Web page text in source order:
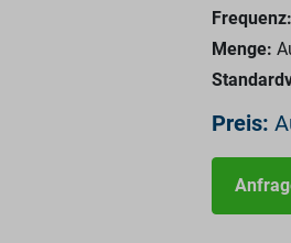
Frequenz:
Menge:
Preis: